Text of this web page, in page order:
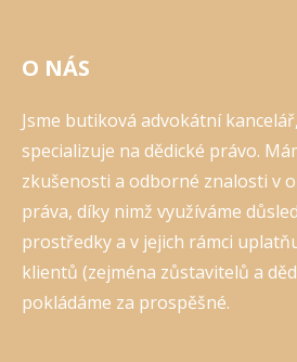
O NÁS
Jsme butiková advokátní
specializuje na dědické právo.
zkušenosti a odborné znalosti v
práva, díky nimž využíváme
prostředky a v jejich rámci
klientů (zejména zůstavitelů a
pokládáme za prospěšné.